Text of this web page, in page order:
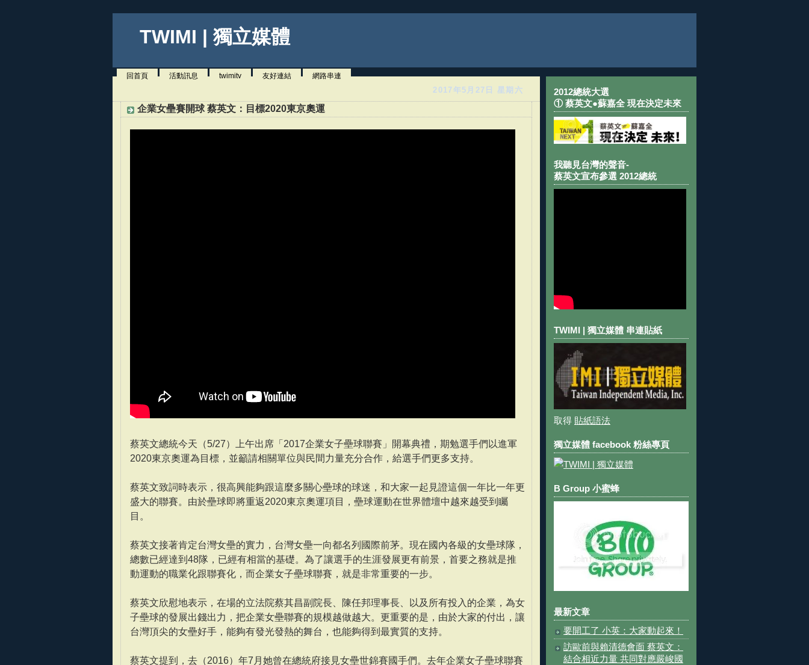
TWIMI | 獨立媒體
回首頁 活動訊息 twimitv 友好連結 網路串連
2017年5月27日 星期六
企業女壘賽開球 蔡英文：目標2020東京奧運
蔡英文總統今天（5/27）上午出席「2017企業女子壘球聯賽」開幕典禮，期勉選手們以進軍
2020東京奧運為目標，並籲請相關單位與民間力量充分合作，給選手們更多支持。
蔡英文致詞時表示，很高興能夠跟這麼多關心壘球的球迷，和大家一起見證這個一年比一年更
盛大的聯賽。由於壘球即將重返2020東京奧運項目，壘球運動在世界體壇中越來越受到矚
目。
蔡英文接著肯定台灣女壘的實力，台灣女壘一向都名列國際前茅。現在國內各級的女壘球隊，
總數已經達到48隊，已經有相當的基礎。為了讓選手的生涯發展更有前景，首要之務就是推
動運動的職業化跟聯賽化，而企業女子壘球聯賽，就是非常重要的一步。
蔡英文欣慰地表示，在場的立法院蔡其昌副院長、陳任邦理事長、以及所有投入的企業，為女
子壘球的發展出錢出力，把企業女壘聯賽的規模越做越大。更重要的是，由於大家的付出，讓
台灣頂尖的女壘好手，能夠有發光發熱的舞台，也能夠得到最實質的支持。
蔡英文提到，去（2016）年7月她曾在總統府接見女壘世錦賽國手們。去年企業女子壘球聯賽
2012總統大選
① 蔡英文●蘇嘉全 現在決定未來
我聽見台灣的聲音-
蔡英文宣布參選 2012總統
TWIMI | 獨立媒體 串連貼紙
取得 貼紙語法
獨立媒體 facebook 粉絲專頁
B Group 小蜜蜂
最新文章
要開工了 小英：大家動起來！
訪歐前與賴清德會面 蔡英文：
結合相近力量 共同對應嚴峻國